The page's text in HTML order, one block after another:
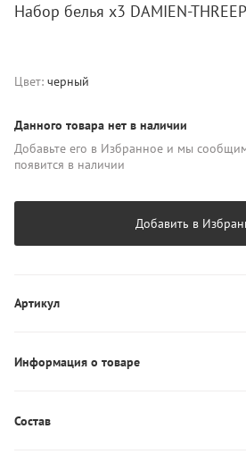
Набор белья х3 DAMIEN-
Цвет: черный
Данного товара нет в наличии
Добавьте его в Избранное и мы
появится в наличии
Добавить в
Артикул
Информация о товаре
Декор: брендированная резинка
Состав